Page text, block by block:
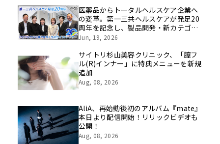
医薬品からトータルヘルスケア企業へ
の変革。第一三共ヘルスケアが発足20
周年を記念し、製品開発・新カテゴリ
挑戦の舞台や旧社統合時のエピソード
像を公開！
Jun, 19, 2026
サイトリ杉山美容クリニック、「膣フ
ル(R)インナー」に特典メニューを新規
追加
Aug, 08, 2026
AliA、再始動後初のアルバム『mate』
本日より配信開始！リリックビデオも
公開！
Aug, 08, 2026